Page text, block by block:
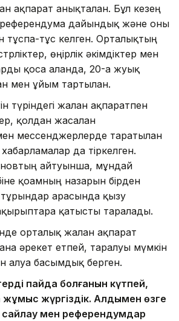
ақпарат анықталған. Бұл кезең
дайындық және оны
тұспа-тұс келген. Орталықтың
өңірлік әкімдіктер мен
қоса алғанда, 20-ға жуық
мен ұйым тартылған.
түріндегі жалған ақпаратпен
қолдан жасалған
мессенджерлерде таратылған
да тіркелген.
айтуынша, мұндай
қоғамның назарын бірден
арасында қызу
қатысты таралады.
орталық жалған ақпарат
әрекет етпей, таралуы мүмкін
алуға басымдық берген.
пайда болғанын күтпей,
жүргіздік. Алдымен өзге
сайлау мен референдумдар